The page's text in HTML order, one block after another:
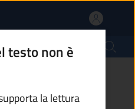
nel
scheda).
testo non è
la lettura